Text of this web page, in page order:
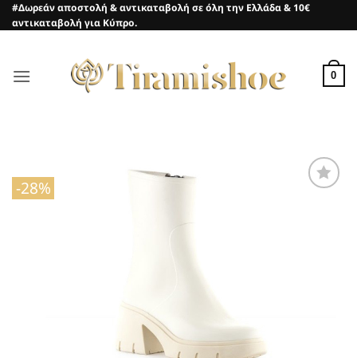
Μετάβαση
στο
#Δωρεάν αποστολή & αντικαταβολή σε όλη την Ελλάδα & 10€
αντικαταβολή για Κύπρο.
0
-28%